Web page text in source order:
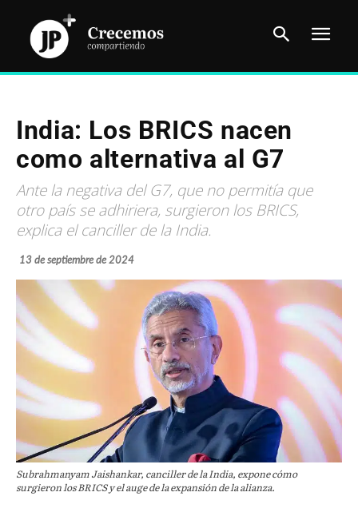
India: Los BRICS nacen
como alternativa al G7
Ante la negativa del G7, que no permitía que
otro país se adhiriera, surgieron los BRICS,
explica el canciller de la India.
13 de septiembre de 2024
Subrahmanyam Jaishankar, canciller de la India, expone cómo
surgieron los BRICS y el auge de la expansión de la alianza.